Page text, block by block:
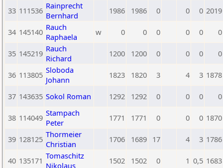
33 111536 Rainprecht
Bernhard
1986 1986 0 0 0 2019
34 145140 Rauch
Raphaela
w 0 0 0 0 0 0
35 145219 Rauch
Richard
1200 1200 0 0 0 0
36 113805 Sloboda
Johann
1823 1820 3 4 3 1878
37 143635 Sokol Roman 1292 1292 0 0 0 0
38 114049 Stampach
Peter
1771 1771 0 0 0 1870
39 128125 Thormeier
Christian
1706 1689 17 4 3 1786
40 135171 Tomaschitz
Nikolaus
1502 1502 0 1 0,5 1683